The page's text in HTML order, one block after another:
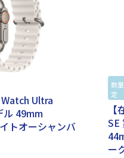
Ultra
ル 49mm
トオーシャンバ
数
定
SE
ー